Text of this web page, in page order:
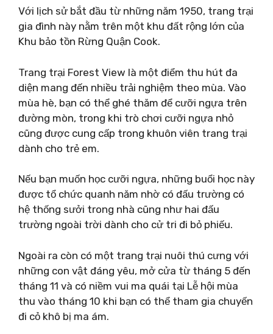
Với lịch sử bắt đầu từ những năm 1950, trang trại
gia đình này nằm trên một khu đất rộng lớn của
Khu bảo tồn Rừng Quận Cook.
Trang trại Forest View là một điểm thu hút đa
diện mang đến nhiều trải nghiệm theo mùa. Vào
mùa hè, bạn có thể ghé thăm để cưỡi ngựa trên
đường mòn, trong khi trò chơi cưỡi ngựa nhỏ
cũng được cung cấp trong khuôn viên trang trại
dành cho trẻ em.
Nếu bạn muốn học cưỡi ngựa, những buổi học này
được tổ chức quanh năm nhờ có đấu trường có
hệ thống sưởi trong nhà cũng như hai đấu
trường ngoài trời dành cho cử tri đi bỏ phiếu.
Ngoài ra còn có một trang trại nuôi thú cưng với
những con vật đáng yêu, mở cửa từ tháng 5 đến
tháng 11 và có niềm vui ma quái tại Lễ hội mùa
thu vào tháng 10 khi bạn có thể tham gia chuyến
đi cỏ khô bị ma ám.